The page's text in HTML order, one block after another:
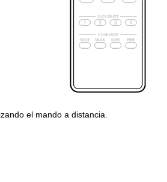
el mando a distancia.